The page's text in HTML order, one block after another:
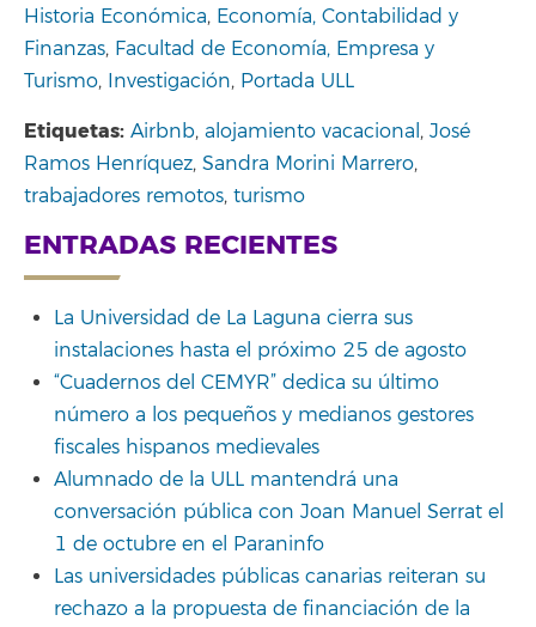
Historia Económica, Economía, Contabilidad y
Finanzas, Facultad de Economía, Empresa y
Turismo, Investigación, Portada ULL
Etiquetas: Airbnb, alojamiento vacacional , José
Ramos Henríquez, Sandra Morini Marrero,
trabajadores remotos, turismo
ENTRADAS RECIENTES
La Universidad de La Laguna cierra sus
instalaciones hasta el próximo 25 de agosto
“Cuadernos del CEMYR” dedica su último
número a los pequeños y medianos gestores
fiscales hispanos medievales
Alumnado de la ULL mantendrá una
conversación pública con Joan Manuel Serrat el
1 de octubre en el Paraninfo
Las universidades públicas canarias reiteran su
rechazo a la propuesta de financiación de la